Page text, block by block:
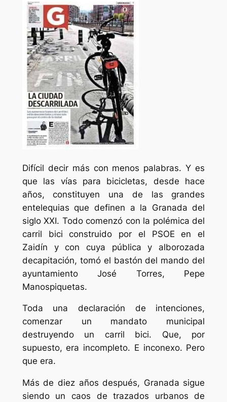
Difícil decir más con menos palabras. Y es
que las vías para bicicletas, desde hace
años, constituyen una de las grandes
entelequias que definen a la Granada del
siglo XXI. Todo comenzó con la polémica del
carril bici construido por el PSOE en el
Zaidín y con cuya pública y alborozada
decapitación, tomó el bastón del mando del
ayuntamiento José Torres, Pepe
Manospiquetas.
Toda una declaración de intenciones,
comenzar un mandato municipal
destruyendo un carril bici. Que, por
supuesto, era incompleto. E inconexo. Pero
que era.
Más de diez años después, Granada sigue
siendo un caos de trazados urbanos de